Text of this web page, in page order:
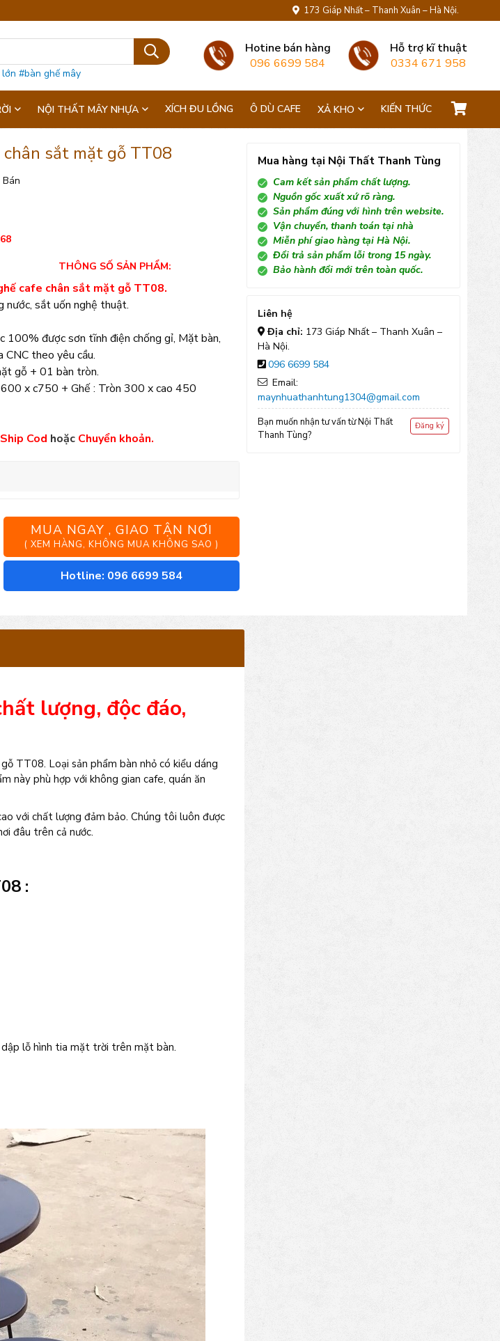
173 Giáp Nhất – Thanh Xuân – Hà Nội.
#bàn ghế mây
Hotine bán hàng
096 6699 584
Hỗ trợ kĩ thuật
0334 671 958
NỘI THẤT MÂY NHỰA XÍCH ĐU LỒNG Ô DÙ CAFE XẢ KHO KIẾN THỨC
chân sắt mặt gỗ TT08
THÔNG SỐ SẢN PHẨM:
cafe chân sắt mặt gỗ TT08.
nước, sắt uốn nghệ thuật.
100% được sơn tĩnh điện chống gỉ, Mặt bàn,
theo yêu cầu.
gỗ + 01 bàn tròn.
x c750 + Ghế : Tròn 300 x cao 450
Ship Cod hoặc Chuyển khoản.
MUA NGAY , GIAO TẬN NƠI
( XEM HÀNG, KHÔNG MUA KHÔNG SAO )
Hotline: 096 6699 584
Mua hàng tại Nội Thất Thanh Tùng
Cam kết sản phẩm chất lượng.
Nguồn gốc xuất xứ rõ ràng.
Sản phẩm đúng với hình trên website.
Vận chuyển, thanh toán tại nhà
Miễn phí giao hàng tại Hà Nội.
Đổi trả sản phẩm lỗi trong 15 ngày.
Bảo hành đổi mới trên toàn quốc.
Liên hệ
Địa chỉ: 173 Giáp Nhất – Thanh Xuân –
Hà Nội.
096 6699 584
Email:
maynhuathanhtung1304@gmail.com
Bạn muốn nhận tư vấn từ Nội Thất
Thanh Tùng?
Đăng ký
lượng, độc đáo,
TT08. Loại sản phẩm bàn nhỏ có kiểu dáng
này phù hợp với không gian cafe, quán ăn
với chất lượng đảm bảo. Chúng tôi luôn được
đâu trên cả nước.
:
lỗ hình tia mặt trời trên mặt bàn.